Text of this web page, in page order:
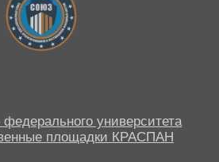
университета
площадки КРАСПАН